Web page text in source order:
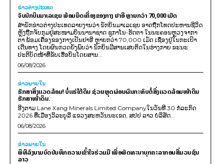
ຂ່າວຕ່າງປະເທດ
ຈັບນັກບິນມາເລເຊຍ ພ້ອມຍຶດເຄື່ອງຂອງກາງ ຢາອີ ຫຼາຍກວ່າ 70,000 ເມັດ
ສຳນັກຂ່າວຕ່າງປະເທດລາຍງານວ່າ ນັກບິນມາເລເຊຍ ອາດຖືກໂທດປະຫານຊີວິດ
ຫຼັງຖືກຈັບກຸມຢູ່ສະໜາມບິນນານາຊາດ ຊູກາໂນ-ຮັດຕາ ໃນນະຄອນຫຼວງຈາກາ
ຕາ ພ້ອມເຄື່ອງຂອງກາງເປັນຢາອີ ຫຼາຍກວ່າ 70,000 ເມັດ ເຊື່ອງຢູ່ໃນກະເປົາ
ເດີນທາງ ໂດຍຜົນກວດຍັງພົບວ່າ ນັກບິນມີສານເສບຕິດໃນຮ່າງກາຍ ຂະນະ
ປະຕິບັດໜ້າທີ່ຂັບເຮືອບິນໂດຍສານ...
06/08/2026
ຂ່າວພາຍ​ໃນ
ຮັກສາສິ່ງແວດລ້ອມ! ບໍ່ແຮ່ໃຕ້ດິນ ຊ່ວຍຫຼຸດຜ່ອນຜົນກະທົບຕໍ່ສິ່ງແວດລ້ອມໜ້າດິນ
ຮັກສາໜ້າດິນ.
ອີງຕາມ Lane Xang Minerals Limited Companyໃນວັນທີ 30 ກໍລະກົດ
2026 ທີ່ເມືອງວິລະບູລີ ແຂວງສະຫວັນນະເຂດ, ສປປ ລາວ ບໍລິສັດ...
06/08/2026
ຂ່າວພາຍ​ໃນ
ພິທີລົງນາມບົດບັນທຶກຄວາມເຂົ້າໃຈຮ່ວມມື ເພື່ອພັດທະນາບຸກຄະລາກອນສື່ມວນຊົນ
ລາວ